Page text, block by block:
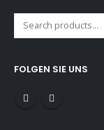
FOLGEN SIE UNS